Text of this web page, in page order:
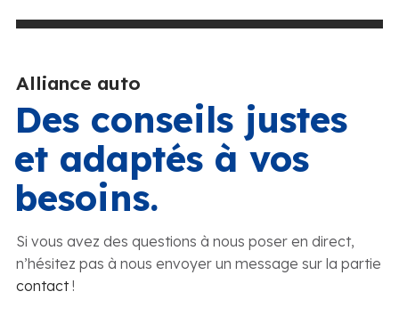
Alliance auto
Des conseils justes
et adaptés à vos
besoins.
Si vous avez des questions à nous poser en direct,
n’hésitez pas à nous envoyer un message sur la partie
contact!